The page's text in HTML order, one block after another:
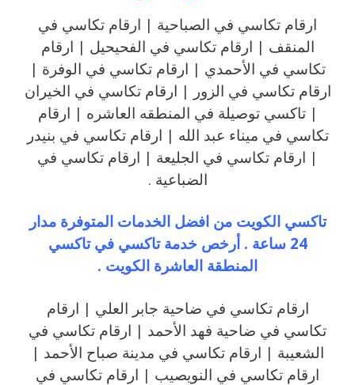
ارقام تكاسي في الصباحية | ارقام تكاسي في
المنقف | ارقام تكاسي في الفحيحيل | ارقام
تكاسي في الأحمدي | ارقام تكاسي في الوفرة |
ارقام تكاسي في الزور | ارقام تكاسي في الخيران
| تاكسي توصيلة في المنطقه العاشره | ارقام
تكاسي في ميناء عبد الله | ارقام تكاسي في بنيدر
| ارقام تكاسي في الجليعة | ارقام تكاسي في
الضباعية .
تاكسي الكويت من افضل الخدمات المتوفرة مدار
24 ساعة . أرخص خدمة تاكسي في تاكسي
المنطقة العاشرة الكويت .
ارقام تكاسي في ضاحية جابر العلي | ارقام
تكاسي في ضاحية فهد الأحمد | ارقام تكاسي في
الشعيبة | ارقام تكاسي في مدينة صباح الأحمد |
ارقام تكاسي في النويصيب | ارقام تكاسي في